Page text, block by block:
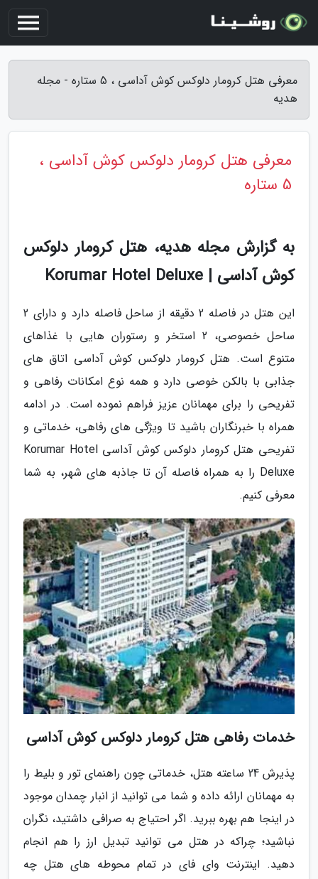
معرفی هتل کرومار دلوکس کوش آداسی ، 5 ستاره - مجله
هدیه
معرفی هتل کرومار دلوکس کوش آداسی ،
5 ستاره
به گزارش مجله هدیه، هتل کرومار دلوکس
کوش آداسی | Korumar Hotel Deluxe
این هتل در فاصله 2 دقیقه از ساحل فاصله دارد و دارای 2
ساحل خصوصی، 2 استخر و رستوران هایی با غذاهای
متنوع است. هتل کرومار دلوکس کوش آداسی اتاق های
جذابی با بالکن خوصی دارد و همه نوع امکانات رفاهی و
تفریحی را برای مهمانان عزیز فراهم نموده است. در ادامه
همراه با خبرنگاران باشید تا ویژگی های رفاهی، خدماتی و
تفریحی هتل کرومار دلوکس کوش آداسی Korumar Hotel
Deluxe را به همراه فاصله آن تا جاذبه های شهر، به شما
معرفی کنیم.
خدمات رفاهی هتل کرومار دلوکس کوش آداسی
پذیرش 24 ساعته هتل، خدماتی چون راهنمای تور و بلیط را
به مهمانان ارائه داده و شما می توانید از انبار چمدان موجود
در اینجا هم بهره ببرید. اگر احتیاج به صرافی داشتید، نگران
نباشید؛ چراکه در هتل می توانید تبدیل ارز را هم انجام
دهید. اینترنت وای فای در تمام محوطه های هتل چه